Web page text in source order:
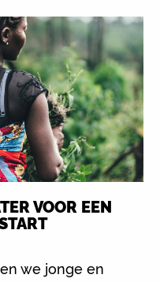
VOOR EEN
we jonge en